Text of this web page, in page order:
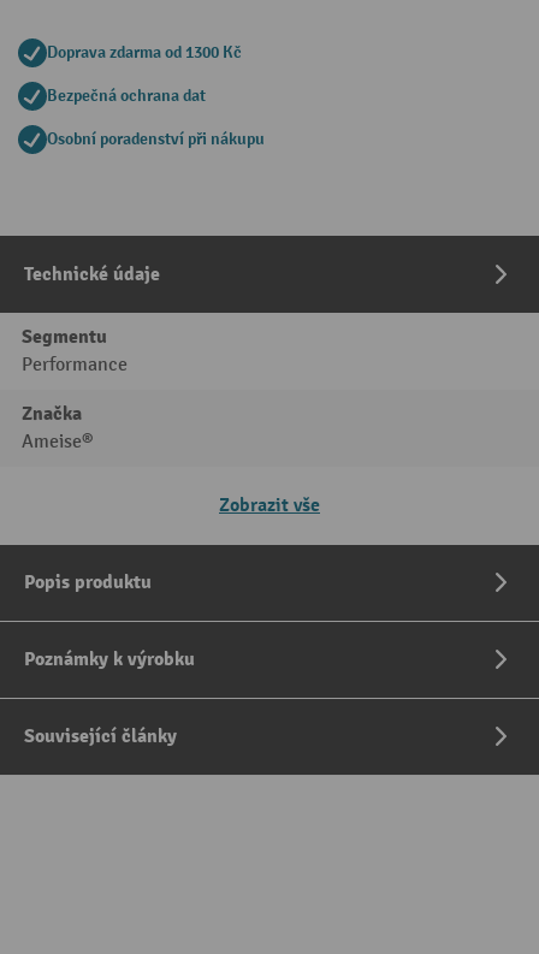
Doprava zdarma od 1300 Kč
Bezpečná ochrana dat
Osobní poradenství při nákupu
Technické údaje
Segmentu
Performance
Značka
Ameise®
Zobrazit vše
Popis produktu
Poznámky k výrobku
Související články